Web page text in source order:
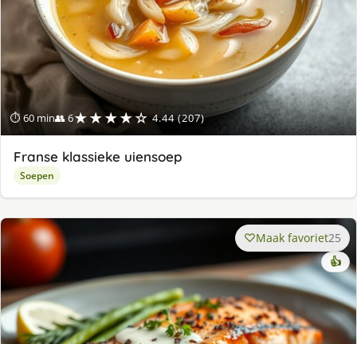
⏱ 60 min👥 6★★★★☆ 4.44 (207)
Franse klassieke uiensoep
Soepen
Maak favoriet25
👍